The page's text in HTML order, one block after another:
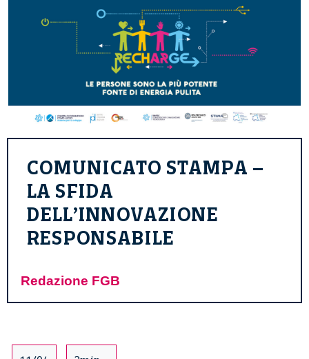
COMUNICATO STAMPA –
LA SFIDA
DELL’INNOVAZIONE
RESPONSABILE
Redazione FGB